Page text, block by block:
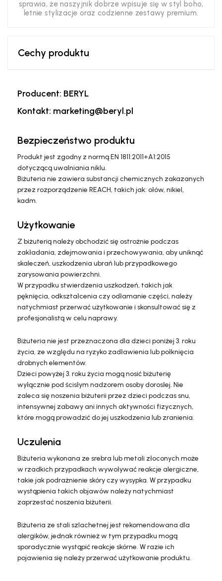
sprawia, że naszyjnik dobrze wpisuje się w styl boho,
letnie stylizacje oraz codzienne zestawy premium.
Cechy produktu
Producent: BERYL
Kontakt: marketing@beryl.pl
Bezpieczeństwo produktu
Produkt jest zgodny z normą EN 1811:2011+A1:2015
dotyczącą uwalniania niklu.
Biżuteria nie zawiera substancji chemicznych zakazanych
przez rozporządzenie REACH, takich jak: ołów, nikiel,
kadm.
Użytkowanie
Z biżuterią należy obchodzić się ostrożnie podczas
zakładania, zdejmowania i przechowywania, aby uniknąć
skaleczeń, uszkodzenia ubrań lub przypadkowego
zarysowania powierzchni.
W przypadku stwierdzenia uszkodzeń, takich jak
pęknięcia, odkształcenia czy odłamanie części, należy
natychmiast przerwać użytkowanie i skonsultować się z
profesjonalistą w celu naprawy.
Biżuteria nie jest przeznaczona dla dzieci poniżej 3. roku
życia, ze względu na ryzyko zadławienia lub połknięcia
drobnych elementów.
Dzieci powyżej 3. roku życia mogą nosić biżuterię
wyłącznie pod ścisłym nadzorem osoby dorosłej. Nie
zaleca się noszenia biżuterii przez dzieci podczas snu,
intensywnej zabawy ani innych aktywności fizycznych,
które mogą prowadzić do jej uszkodzenia lub zranienia.
Uczulenia
Biżuteria wykonana ze srebra lub metali złoconych może
w rzadkich przypadkach wywoływać reakcje alergiczne,
takie jak podrażnienie skóry czy wysypka. W przypadku
wystąpienia takich objawów należy natychmiast
zaprzestać noszenia biżuterii.
Biżuteria ze stali szlachetnej jest rekomendowana dla
alergików, jednak również w tym przypadku mogą
sporadycznie wystąpić reakcje skórne. W razie ich
pojawienia się należy przerwać użytkowanie produktu.